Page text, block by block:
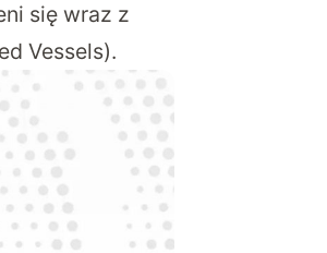
się wraz z
Vessels).